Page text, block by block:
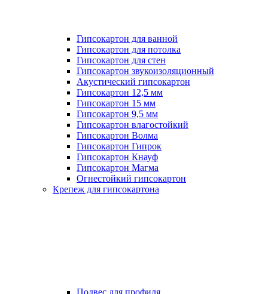
Гипсокартон для ванной
Гипсокартон для потолка
Гипсокартон для стен
Гипсокартон звукоизоляционный
Акустический гипсокартон
Гипсокартон 12,5 мм
Гипсокартон 15 мм
Гипсокартон 9,5 мм
Гипсокартон влагостойкий
Гипсокартон Волма
Гипсокартон Гипрок
Гипсокартон Кнауф
Гипсокартон Магма
Огнестойкий гипсокартон
Крепеж для гипсокартона
Подвес для профиля